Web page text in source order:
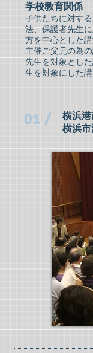
学校教育関係
子供たちに対す
法、保護者先生
方を中心とした
主催ご父兄の為
先生を対象とし
生を対象にした
01 /
横浜
横浜